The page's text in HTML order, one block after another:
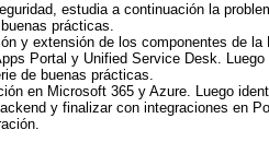
estudia a continuación la
prácticas.
y extensión de los componentes de
Portal y Unified Service Desk.
de buenas prácticas.
en Microsoft 365 y Azure. Luego
y finalizar con integraciones en